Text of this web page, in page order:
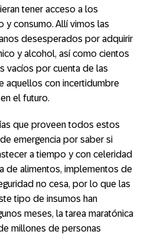
tener acceso a los
consumo. Allí vimos las
desesperados por adquirir
y alcohol, así como cientos
vacíos por cuenta de las
aquellos con incertidumbre
el futuro.
que proveen todos estos
emergencia por saber si
a tiempo y con celeridad
de alimentos, implementos de
no cesa, por lo que las
tipo de insumos han
meses, la tarea maratónica
millones de personas